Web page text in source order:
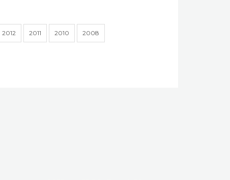
2012 2011 2010 2008